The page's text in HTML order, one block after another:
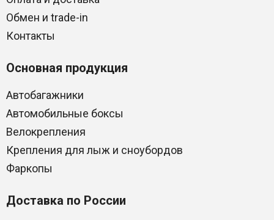
Обмен и trade-in
Контакты
Основная продукция
Автобагажники
Автомобильные боксы
Велокрепления
Крепления для лыж и сноубордов
Фаркопы
Доставка по России